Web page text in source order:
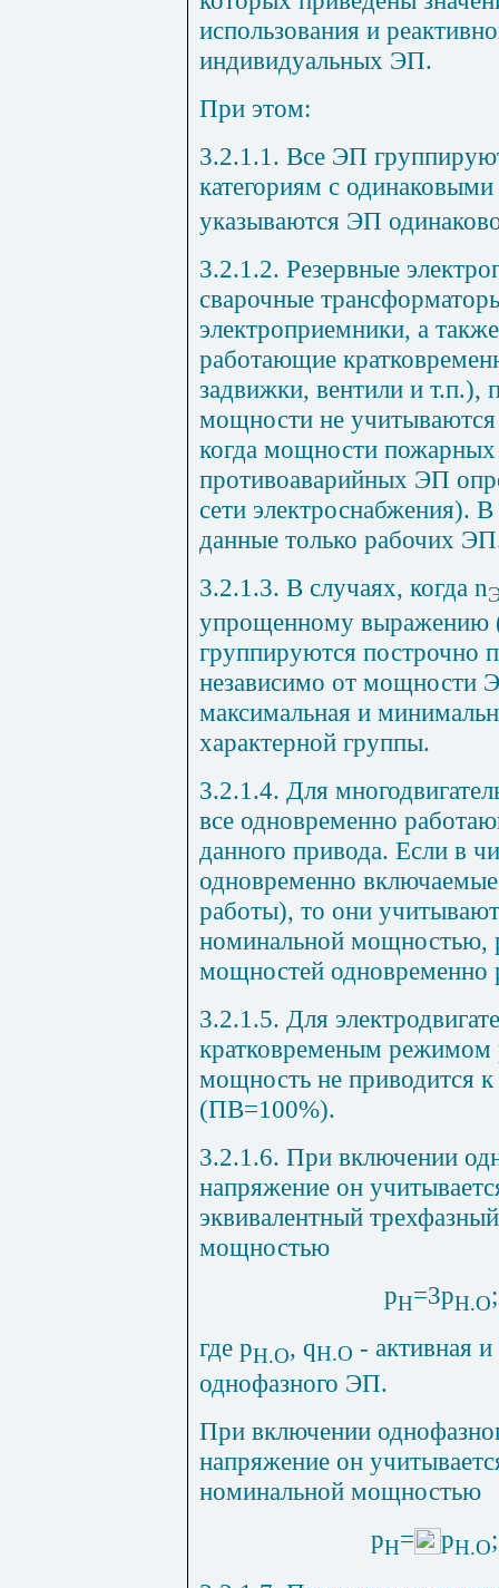
использования и
индивидуальных ЭП.
При этом:
3.2.1.1. Все ЭП
категориям с
указываются ЭП
3.2.1.2. Резервные
сварочные
электроприемники, а
работающие
задвижки, вентили и т.п.),
мощности не
когда мощности пожарных
противоаварийных ЭП
сети электроснабжения).
данные только рабочих
3.2.1.3. В случаях, когда n
упрощенному выражению
группируются построчно
независимо от мощности
максимальная и
характерной группы.
3.2.1.4. Для
все одновременно
данного привода. Если в
одновременно
работы), то они
номинальной мощностью,
мощностей одновременно
3.2.1.5. Для
кратковременым режимом
мощность не приводится
(ПВ=100%).
3.2.1.6. При включении
напряжение он
эквивалентный
мощностью
рН=3рН.О;
где рН.О, qН.О - активная
однофазного ЭП.
При включении
напряжение он
номинальной мощностью
рН= рН.О;